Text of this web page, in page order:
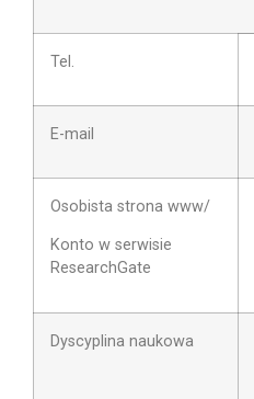
Tel.
E-mail
Osobista strona www/
Konto w serwisie
ResearchGate
Dyscyplina naukowa